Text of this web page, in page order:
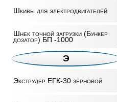
Шкивы для электродвигателей
Шнек точной загрузки (Бункер
дозатор) БП -1000
Э
Экструдер ЕГК-30 зерновой